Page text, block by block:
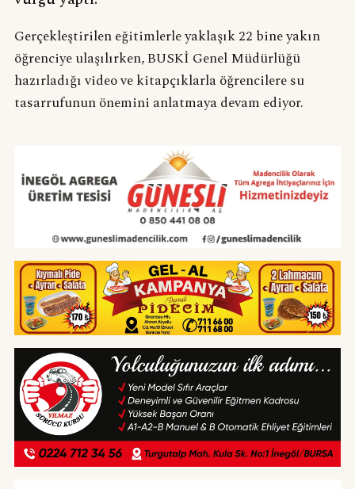
Gerçekleştirilen eğitimlerle yaklaşık 22 bine yakın
öğrenciye ulaşılırken, BUSKİ Genel Müdürlüğü
hazırladığı video ve kitapçıklarla öğrencilere su
tasarrufunun önemini anlatmaya devam ediyor.